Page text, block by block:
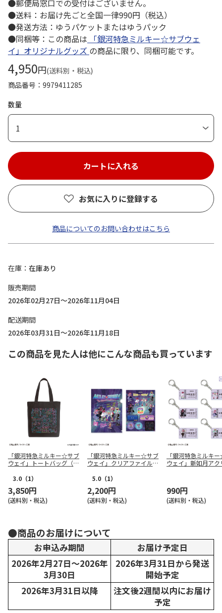
●郵便局窓口での受付はございません。
●送料：お届け先ごと全国一律990円（税込）
●発送方法：ゆうパケットまたはゆうパック
●同梱等：この商品は 「銀河特急ミルキー☆サブウェ
イ」オリジナルグッズ の商品に限り、同梱可能です。
4,950円(送料別・税込)
商品番号
9979411285
数量
1
お気に入りに登録する
商品についてのお問い合わせはこちら
在庫
在庫あり
販売期間
2026年02月27日～2026年11月04日
配送期間
2026年03月31日～2026年11月18日
この商品を見た人は他にこんな商品も買っています
「銀河特急ミルキー☆サブ
ウェイ」トートバッグ（B
3.0 （1）
3,850円
(送料別・税込)
「銀河特急ミルキー☆サブ
ウェイ」クリアファイル&
5.0 （1）
2,200円
(送料別・税込)
「銀河特急ミルキ
ウェイ」新如月アク
990円
(送料別・税込)
●商品のお届けについて
お申込み期間
お届け予定日
2026年2月27日～2026年
3月30日
2026年3月31日から発送
開始予定
2026年3月31日以降
注文後2週間以内にお届け
予定